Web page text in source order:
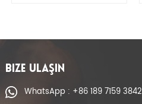
BIZE ULAŞIN
WhatsApp : +86 189 7159 3842